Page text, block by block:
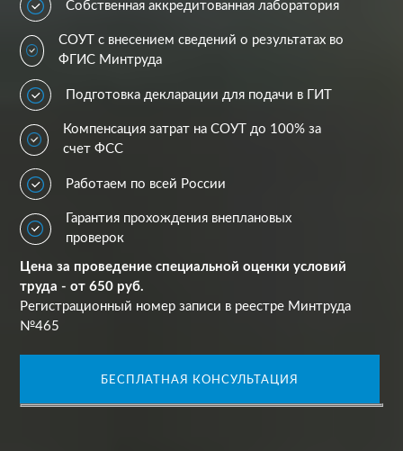
Собственная аккредитованная лаборатория
СОУТ с внесением сведений о результатах во
ФГИС Минтруда
Подготовка декларации для подачи в ГИТ
Компенсация затрат на СОУТ до 100% за
счет ФСС
Работаем по всей России
Гарантия прохождения внеплановых
проверок
Цена за проведение специальной оценки условий
труда - от 650 руб.
Регистрационный номер записи в реестре Минтруда
№465
БЕСПЛАТНАЯ КОНСУЛЬТАЦИЯ